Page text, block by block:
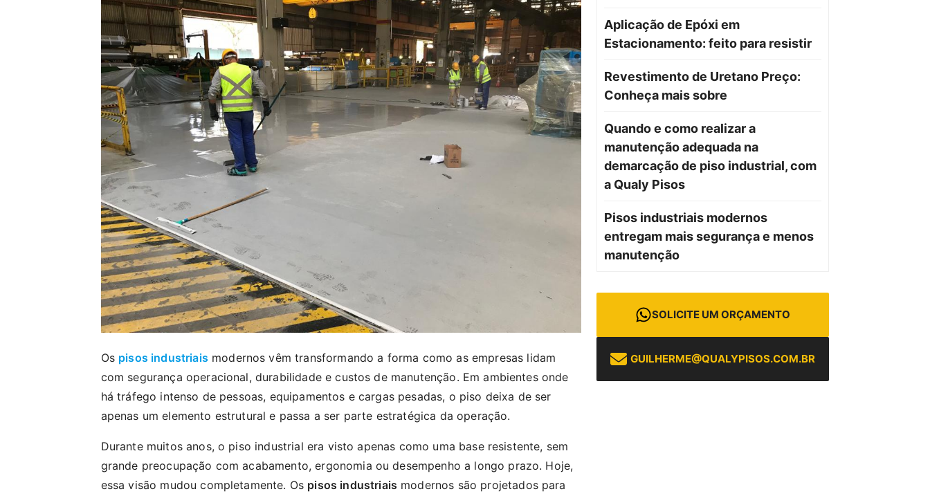
Os pisos industriais modernos vêm transformando a forma como as empresas lidam
com segurança operacional, durabilidade e custos de manutenção. Em ambientes onde
há tráfego intenso de pessoas, equipamentos e cargas pesadas, o piso deixa de ser
apenas um elemento estrutural e passa a ser parte estratégica da operação.
Durante muitos anos, o piso industrial era visto apenas como uma base resistente, sem
grande preocupação com acabamento, ergonomia ou desempenho a longo prazo. Hoje,
essa visão mudou completamente. Os pisos industriais modernos são projetados para
Aplicação de Epóxi em
Estacionamento: feito para resistir
Revestimento de Uretano Preço:
Conheça mais sobre
Quando e como realizar a
manutenção adequada na
demarcação de piso industrial, com
a Qualy Pisos
Pisos industriais modernos
entregam mais segurança e menos
manutenção
SOLICITE UM ORÇAMENTO
GUILHERME@QUALYPISOS.COM.BR